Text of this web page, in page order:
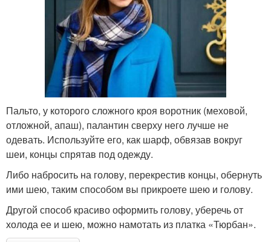
Пальто, у которого сложного кроя воротник (меховой,
отложной, апаш), палантин сверху него лучше не
одевать. Используйте его, как шарф, обвязав вокруг
шеи, концы спрятав под одежду.
Либо набросить на голову, перекрестив концы, обернуть
ими шею, таким способом вы прикроете шею и голову.
Другой способ красиво оформить голову, уберечь от
холода ее и шею, можно намотать из платка «Тюрбан».